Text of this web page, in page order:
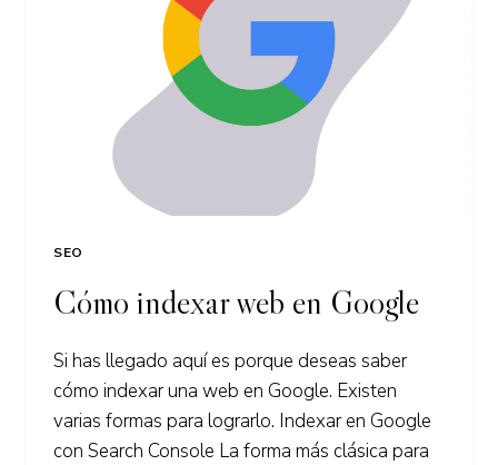
SEO
Cómo indexar web en Google
Si has llegado aquí es porque deseas saber
cómo indexar una web en Google. Existen
varias formas para lograrlo. Indexar en Google
con Search Console La forma más clásica para